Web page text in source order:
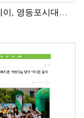
[영등포투데이, 영등포시대, 영등포신문] 초록우산 영등포종합사회복지관, 이주배경주민과 '소통의 플로깅' 진행